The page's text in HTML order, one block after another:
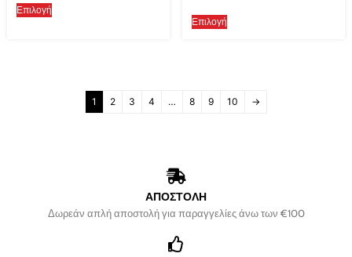
Επιλογή
Επιλογή
1 2 3 4 … 8 9 10 →
ΑΠΟΣΤΟΛΗ
Δωρεάν απλή αποστολή για παραγγελίες άνω των €100